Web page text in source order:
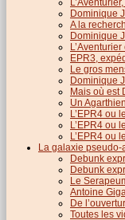
Dominique
A la
Dominique
EPR3,
Le gros
Dominique
Mais où est
Un
L’EPR4 ou
L’EPR4 ou
L’EPR4 ou
La galaxie
Debunk
Debunk
Le
Antoine
De
Toutes les